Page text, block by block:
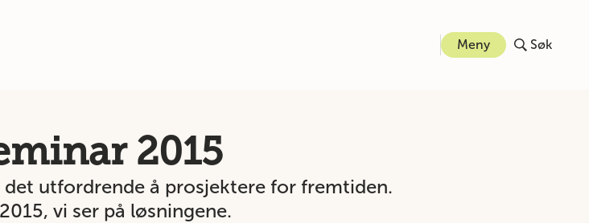
Meny Søk
2015
utfordrende å prosjektere for fremtiden.
vi ser på løsningene.